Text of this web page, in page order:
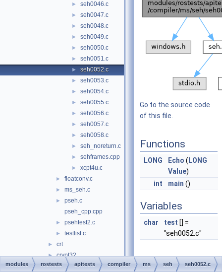
► seh0046.c
► seh0047.c
► seh0048.c
► seh0049.c
► seh0050.c
► seh0051.c
► seh0052.c
► seh0053.c
► seh0054.c
► seh0055.c
► seh0056.c
► seh0057.c
► seh0058.c
► seh_noreturn.c
► sehframes.cpp
► xcpt4u.c
► floatconv.c
► ms_seh.c
►
pseh.c
pseh_cpp.cpp
► psehtest2.c
► testlist.c
► crt
► crypt32
► dbghelp
Go to the source code
of this file.
Functions
LONG Echo ( LONG
Value)
int
main ()
Variables
char test [] =
"seh0052.c"
Function
modules rostests apitests compiler ms seh seh0052.c